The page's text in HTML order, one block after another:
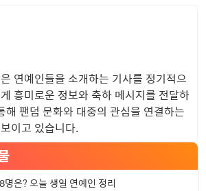
연예인들을 소개하는 기사를 정기적으
흥미로운 정보와 축하 메시지를 전달하
해 팬덤 문화와 대중의 관심을 연결하는
이고 있습니다.
은? 오늘 생일 연예인 정리